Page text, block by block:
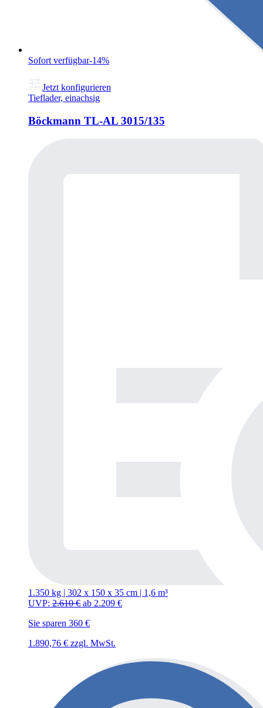
Sofort verfügbar-14%
Jetzt konfigurieren
Tieflader, einachsig
Böckmann TL-AL 3015/135
1.350 kg | 302 x 150 x 35 cm | 1,6 m³
UVP: 2.610€ ab 2.209 €
Sie sparen 360 €
1.890,76 € zzgl. MwSt.